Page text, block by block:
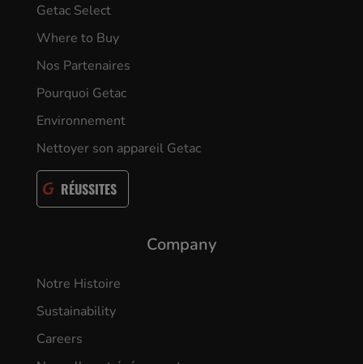
Getac Select
Where to Buy
Nos Partenaires
Pourquoi Getac
Environnement
Nettoyer son appareil Getac
RÉUSSITES
Company
Notre Histoire
Sustainability
Careers